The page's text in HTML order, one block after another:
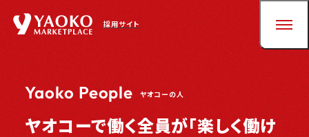
採用サイト
Yaoko People ヤオコーの人
ヤオコーで働く全員が「楽しく働け